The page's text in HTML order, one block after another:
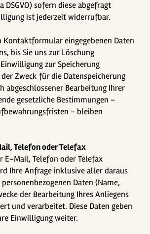
DSGVO) sofern diese abgefragt
ist jederzeit widerrufbar.
Kontaktformular eingegebenen Daten
bis Sie uns zur Löschung
zur Speicherung
Zweck für die Datenspeicherung
abgeschlossener Bearbeitung Ihrer
gesetzliche Bestimmungen –
– bleiben
Telefon oder Telefax
E-Mail, Telefon oder Telefax
Ihre Anfrage inklusive aller daraus
Daten (Name,
der Bearbeitung Ihres Anliegens
und verarbeitet. Diese Daten geben
Einwilligung weiter.